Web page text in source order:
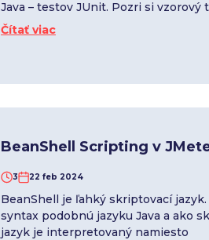
Java – testov JUnit. Pozri si vzorový
Čítať viac
BeanShell Scripting v
3 22 feb 2024
BeanShell je ľahký skriptovací jazyk.
syntax podobnú jazyku Java a ako
jazyk je interpretovaný namiesto